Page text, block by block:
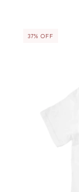
37% OFF